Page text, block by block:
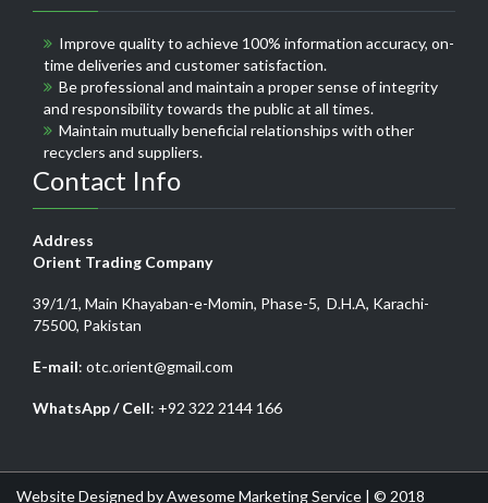
Improve quality to achieve 100% information accuracy, on-
time deliveries and customer satisfaction.
Be professional and maintain a proper sense of integrity
and responsibility towards the public at all times.
Maintain mutually beneficial relationships with other
recyclers and suppliers.
Contact Info
Address
Orient Trading Company
39/1/1, Main Khayaban-e-Momin, Phase-5, D.H.A, Karachi-
75500, Pakistan
E-mail: otc.orient@gmail.com
WhatsApp / Cell: +92 322 2144 166
Website Designed byAwesome Marketing Service | © 2018